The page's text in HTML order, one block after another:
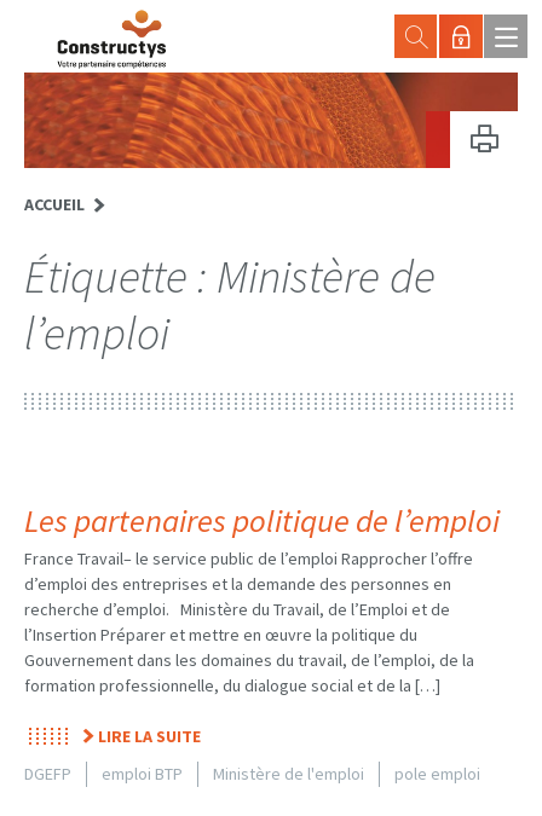
ACCUEIL
Étiquette : Ministère de
l’emploi
Les partenaires politique de l’emploi
France Travail– le service public de l’emploi Rapprocher l’offre
d’emploi des entreprises et la demande des personnes en
recherche d’emploi. Ministère du Travail, de l’Emploi et de
l’Insertion Préparer et mettre en œuvre la politique du
Gouvernement dans les domaines du travail, de l’emploi, de la
formation professionnelle, du dialogue social et de la […]
LIRE LA SUITE
DGEFP
emploi BTP Ministère de l'emploi pole emploi